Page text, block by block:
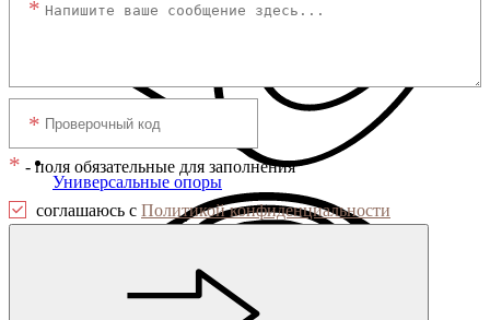
Универсальные опоры
* - поля обязательные для заполнения
соглашаюсь с Политикой конфиденциальности